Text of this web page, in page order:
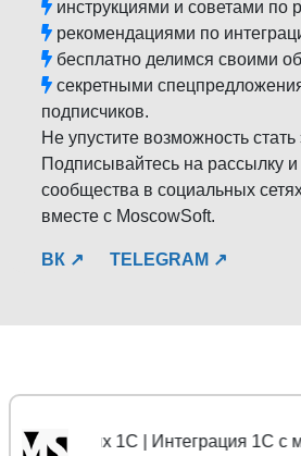
инструкциями и советами по
рекомендациями по
бесплатно делимся своими
секретными
подписчиков.
Не упустите возможность
Подписывайтесь на рассылку и
сообщества в социальных
вместе с MoscowSoft.
ВК ↗ TELEGRAM ↗
1С | Интеграция 1С с